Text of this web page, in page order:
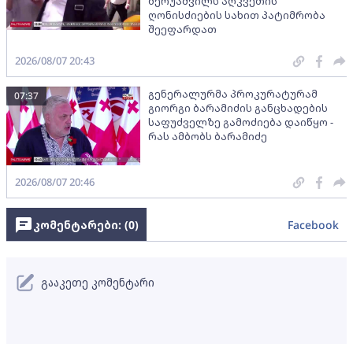
ღონისძიების სახით პატიმრობა
შეეფარდათ
2026/08/07 20:43
გენერალურმა პროკურატურამ
გიორგი ბარამიძის განცხადების
საფუძველზე გამოძიება დაიწყო -
რას ამბობს ბარამიძე
07:37
2026/08/07 20:46
კომენტარები: (0) Facebook
გააკეთე კომენტარი